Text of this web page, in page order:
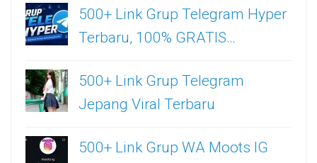
500+ Link Grup Telegram Hyper
Terbaru, 100% GRATIS…
500+ Link Grup Telegram
Jepang Viral Terbaru
500+ Link Grup WA Moots IG